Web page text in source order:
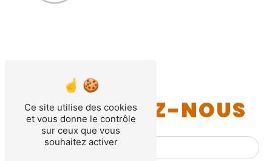
CONTACTEZ-NOUS
Ce site utilise des cookies
et vous donne le contrôle
sur ceux que vous
souhaitez activer